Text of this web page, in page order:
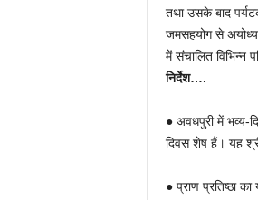
तथा उसके बाद
जमसहयोग से
में संचालित विभिन्न
निर्देश….
● अवधपुरी में भव्य-
दिवस शेष हैं। यह
● प्राण प्रतिष्ठा